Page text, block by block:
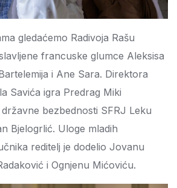
gledaćemo Radivoja Rašu
francuske glumce Aleksisa
i Ane Sara. Direktora
Savića igra Predrag Miki
bezbednosti SFRJ Leku
Bjelogrlić. Uloge mladih
reditelj je dodelio Jovanu
i Ognjenu Mićoviću.